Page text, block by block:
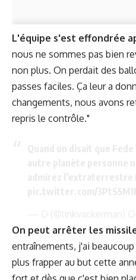
L'équipe s'est effondrée
nous ne sommes pas bien
non plus. On perdait des
passes faciles. Ça leur a
changements, nous avons
repris le contrôle."
On peut arrêter les
entraînements, j'ai
plus frapper au but cette